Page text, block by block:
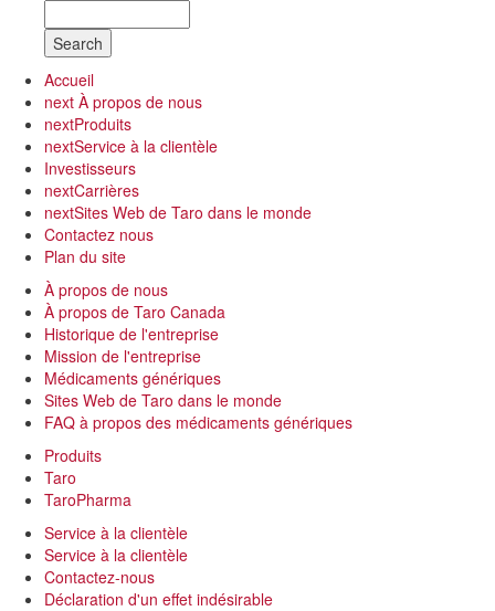
Accueil
next À propos de nous
nextProduits
nextService à la clientèle
Investisseurs
nextCarrières
nextSites Web de Taro dans le monde
Contactez nous
Plan du site
À propos de nous
À propos de Taro Canada
Historique de l'entreprise
Mission de l'entreprise
Médicaments génériques
Sites Web de Taro dans le monde
FAQ à propos des médicaments génériques
Produits
Taro
TaroPharma
Service à la clientèle
Service à la clientèle
Contactez-nous
Déclaration d'un effet indésirable